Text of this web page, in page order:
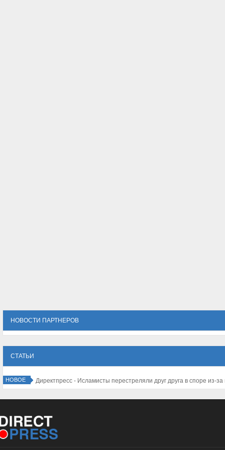
НОВОСТИ ПАРТНЕРОВ
СТАТЬИ
НОВОЕ